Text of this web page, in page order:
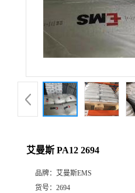
品
厅
艾曼斯 PA12 2694
品牌： 艾曼斯EMS
货号： 2694